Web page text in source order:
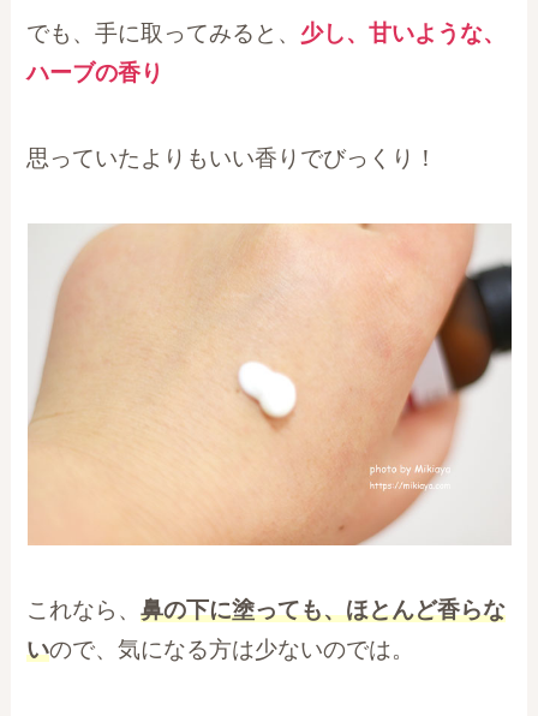
でも、手に取ってみると、 少し、甘いような、
ハーブの香り
思っていたよりもいい香りでびっくり！
これなら、鼻の下に塗っても、ほとんど香らな
いので、気になる方は少ないのでは。